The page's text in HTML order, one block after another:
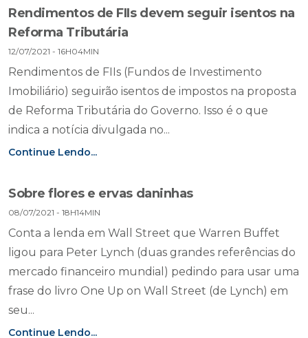
Rendimentos de FIIs devem seguir isentos na
Reforma Tributária
12/07/2021 - 16H04MIN
Rendimentos de FIIs (Fundos de Investimento
Imobiliário) seguirão isentos de impostos na proposta
de Reforma Tributária do Governo. Isso é o que
indica a notícia divulgada no...
Continue Lendo...
Sobre flores e ervas daninhas
08/07/2021 - 18H14MIN
Conta a lenda em Wall Street que Warren Buffet
ligou para Peter Lynch (duas grandes referências do
mercado financeiro mundial) pedindo para usar uma
frase do livro One Up on Wall Street (de Lynch) em
seu...
Continue Lendo...